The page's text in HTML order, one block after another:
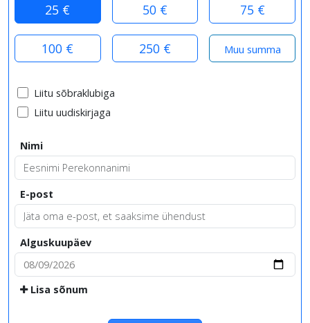
25 € 50 € 75 €
100 € 250 €
Liitu sõbraklubiga
Liitu uudiskirjaga
Nimi
E-post
Alguskuupäev
Lisa sõnum